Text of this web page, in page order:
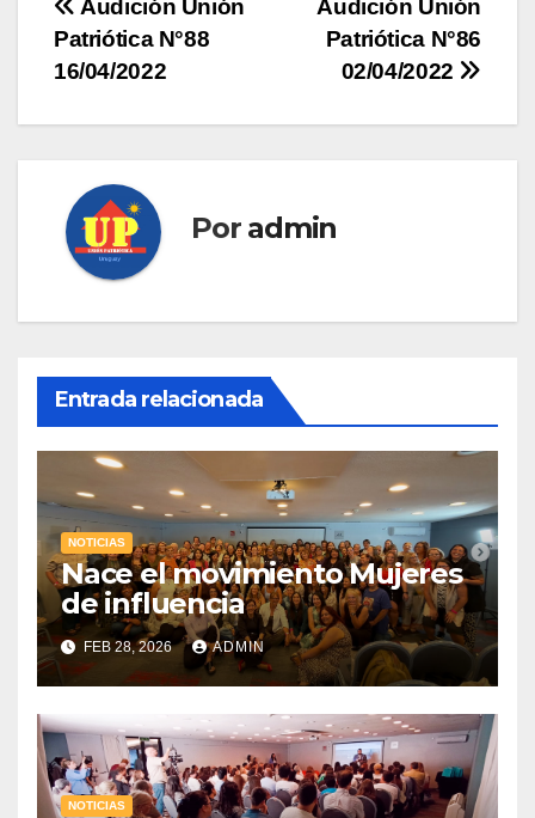
Navegación
de
entradas
Audición Unión
Patriótica N°86
02/04/2022
Audición Unión
Patriótica N°88
16/04/2022
Por admin
Entrada relacionada
NOTICIAS
Nace el movimiento Mujeres
de influencia
FEB 28, 2026 ADMIN
NOTICIAS